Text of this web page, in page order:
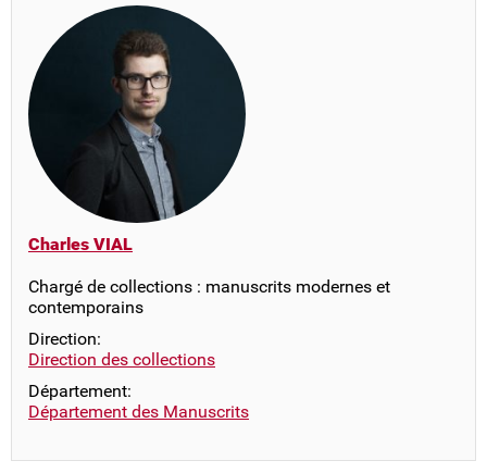
Charles VIAL
Chargé de collections : manuscrits modernes et
contemporains
Direction:
Direction des collections
Département:
Département des Manuscrits